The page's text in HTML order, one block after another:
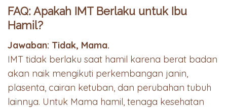
FAQ: Apakah IMT Berlaku untuk Ibu
Hamil?
Jawaban: Tidak, Mama.
IMT tidak berlaku saat hamil karena berat badan
akan naik mengikuti perkembangan janin,
plasenta, cairan ketuban, dan perubahan tubuh
lainnya. Untuk Mama hamil, tenaga kesehatan